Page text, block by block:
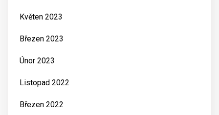
Květen 2023
Březen 2023
Únor 2023
Listopad 2022
Březen 2022